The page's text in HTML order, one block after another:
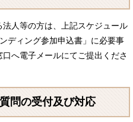
人等の方は、上記スケジュール
ディング参加申込書」に必要事
へ電子メールにてご提出くださ
問の受付及び対応